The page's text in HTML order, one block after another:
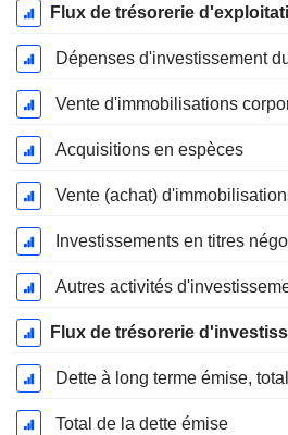
Flux de trésorerie
Dépenses d'investissement
Vente d'immobilisations
Acquisitions en espèces
Vente (achat)
Autres activités
Flux de trésorerie
Dette à long terme émise, total
Total de la dette émise